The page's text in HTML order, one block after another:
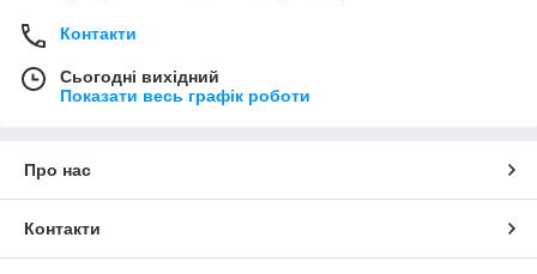
Контакти
Сьогодні вихідний
Показати весь графік роботи
Про нас
Контакти